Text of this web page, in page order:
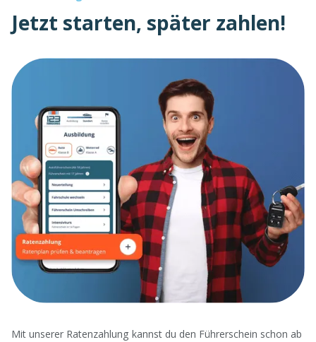
Jetzt starten, später zahlen!
Mit unserer Ratenzahlung kannst du den Führerschein schon ab